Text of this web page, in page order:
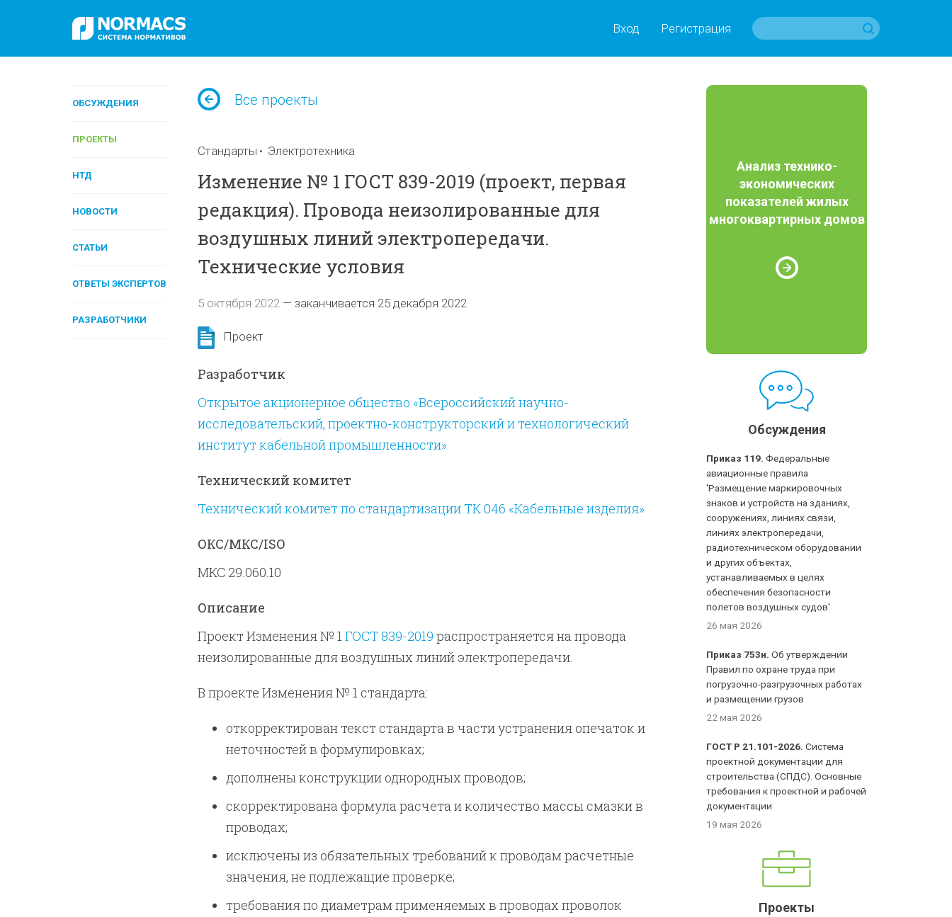
Вход Регистрация
ОБСУЖДЕНИЯ
ПРОЕКТЫ
НТД
НОВОСТИ
СТАТЬИ
ОТВЕТЫ ЭКСПЕРТОВ
РАЗРАБОТЧИКИ
Все проекты
Стандарты Электротехника
Изменение № 1 ГОСТ 839-2019 (проект, первая
редакция). Провода неизолированные для
воздушных линий электропередачи.
Технические условия
5 октября 2022— заканчивается 25 декабря 2022
Проект
Разработчик
Открытое акционерное общество «Всероссийский научно-
исследовательский, проектно-конструкторский и технологический
институт кабельной промышленности»
Технический комитет
Технический комитет по стандартизации ТК 046 «Кабельные изделия»
ОКС/МКС/ISO
МКС 29.060.10
Описание
Проект Изменения № 1ГОСТ 839-2019 распространяется на провода
неизолированные для воздушных линий электропередачи.
В проекте Изменения № 1 стандарта:
откорректирован текст стандарта в части устранения опечаток и
неточностей в формулировках;
дополнены конструкции однородных проводов;
скорректирована формула расчета и количество массы смазки в
проводах;
исключены из обязательных требований к проводам расчетные
значения, не подлежащие проверке;
требования по диаметрам применяемых в проводах проволок
Анализ технико-
экономических
показателей жилых
многоквартирных домов
Обсуждения
Приказ 119. Федеральные
авиационные правила
'Размещение маркировочных
знаков и устройств на зданиях,
сооружениях, линиях связи,
линиях электропередачи,
радиотехническом оборудовании
и других объектах,
устанавливаемых в целях
обеспечения безопасности
полетов воздушных судов'
26 мая 2026
Приказ 753н. Об утверждении
Правил по охране труда при
погрузочно-разгрузочных работах
и размещении грузов
22 мая 2026
ГОСТ Р 21.101-2026. Система
проектной документации для
строительства (СПДС). Основные
требования к проектной и рабочей
документации
19 мая 2026
Проекты